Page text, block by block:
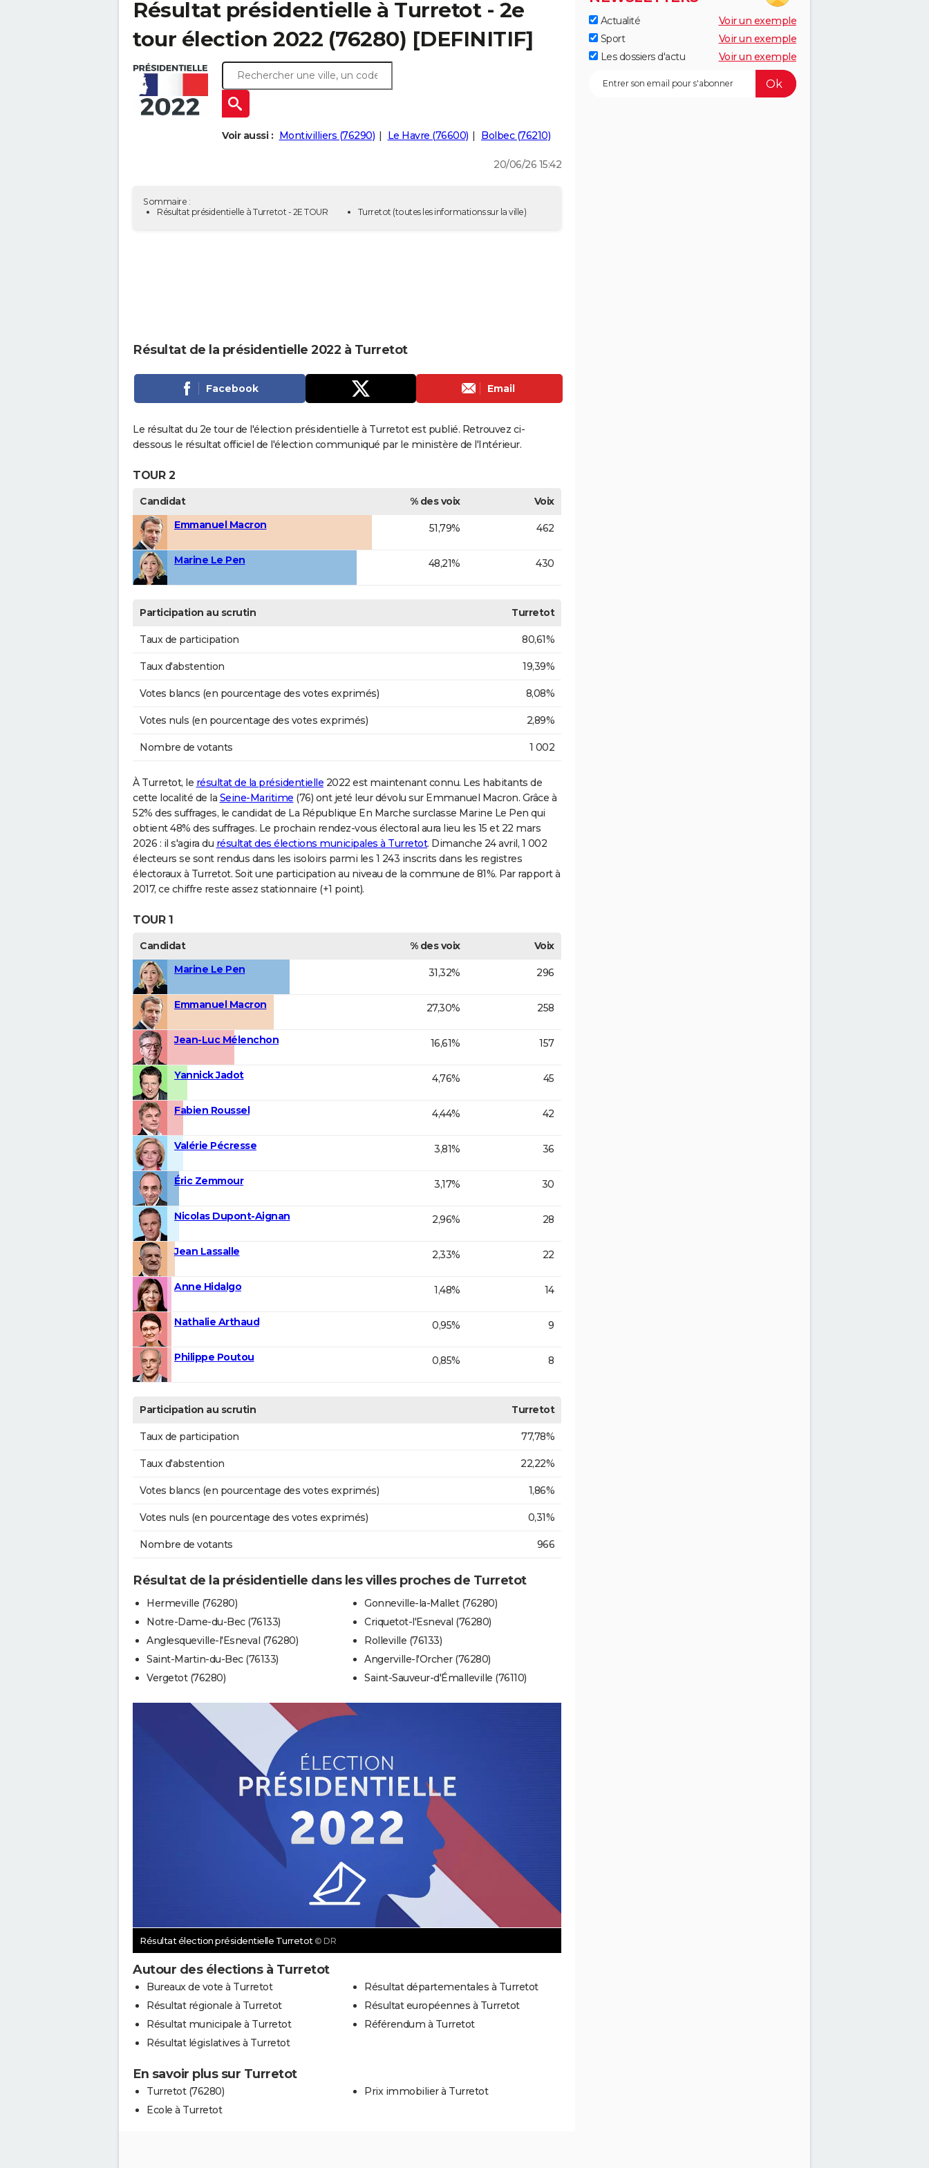
Résultat présidentielle à Turretot - 2e
tour élection 2022 (76280) [DEFINITIF]
Voir aussi : Montivilliers (76290) Le Havre (76600) Bolbec (76210)
20/06/26 15:42
Sommaire :
Résultat présidentielle à Turretot - 2E TOUR
Turretot(toutes les informations sur la ville)
Résultat de la présidentielle 2022 à Turretot
Facebook Email
Le résultat du 2e tour de l'élection présidentielle à Turretot est publié. Retrouvez ci-
dessous le résultat officiel de l'élection communiqué par le ministère de l'Intérieur.
TOUR 2
Candidat % des voix
Voix
Emmanuel Macron
51,79% 462
Marine Le Pen 48,21% 430
Participation au scrutin Turretot
Taux de participation 80,61%
Taux d'abstention 19,39%
Votes blancs (en pourcentage des votes exprimés) 8,08%
Votes nuls (en pourcentage des votes exprimés) 2,89%
Nombre de votants 1 002
À Turretot, le résultat de la présidentielle 2022 est maintenant connu. Les habitants de
cette localité de la Seine-Maritime (76) ont jeté leur dévolu sur Emmanuel Macron. Grâce à
52% des suffrages, le candidat de La République En Marche surclasse Marine Le Pen qui
obtient 48% des suffrages. Le prochain rendez-vous électoral aura lieu les 15 et 22 mars
2026 : il s'agira du résultat des élections municipales à Turretot. Dimanche 24 avril, 1 002
électeurs se sont rendus dans les isoloirs parmi les 1 243 inscrits dans les registres
électoraux à Turretot. Soit une participation au niveau de la commune de 81%. Par rapport à
2017, ce chiffre reste assez stationnaire (+1 point).
TOUR 1
Candidat % des voix
Voix
Marine Le Pen
31,32% 296
Emmanuel Macron 27,30% 258
Jean-Luc Mélenchon 16,61% 157
Yannick Jadot 4,76% 45
Fabien Roussel 4,44% 42
Valérie Pécresse 3,81% 36
Éric Zemmour 3,17% 30
Nicolas Dupont-Aignan 2,96% 28
Jean Lassalle 2,33% 22
Anne Hidalgo 1,48% 14
Nathalie Arthaud 0,95% 9
Philippe Poutou 0,85% 8
Participation au scrutin Turretot
Taux de participation 77,78%
Taux d'abstention 22,22%
Votes blancs (en pourcentage des votes exprimés) 1,86%
Votes nuls (en pourcentage des votes exprimés) 0,31%
Nombre de votants 966
Résultat de la présidentielle dans les villes proches de Turretot
Hermeville (76280)
Notre-Dame-du-Bec (76133)
Anglesqueville-l'Esneval (76280)
Saint-Martin-du-Bec (76133)
Vergetot (76280)
Gonneville-la-Mallet (76280)
Criquetot-l'Esneval (76280)
Rolleville (76133)
Angerville-l'Orcher (76280)
Saint-Sauveur-d'Émalleville (76110)
Résultat élection présidentielle Turretot © DR
Autour des élections à Turretot
Bureaux de vote à Turretot
Résultat régionale à Turretot
Résultat municipale à Turretot
Résultat législatives à Turretot
Résultat départementales à Turretot
Résultat européennes à Turretot
Référendum à Turretot
En savoir plus sur Turretot
Turretot (76280)
Ecole à Turretot
Prix immobilier à Turretot
Actualité
Voir un exemple
Sport
Voir un exemple
Les dossiers d'actu
Voir un exemple